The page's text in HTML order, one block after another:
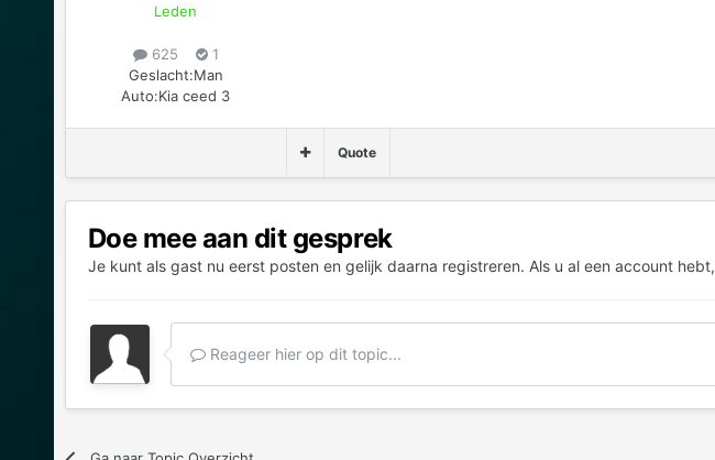
Leden
625
1
Geslacht:Man
Auto:Kia ceed 3
Quote
Doe mee aan dit gesprek
Je kunt als gast nu eerst posten en gelijk daarna registreren. Als u al een account hebt,
Reageer hier op dit topic...